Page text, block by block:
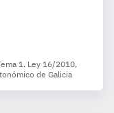
1. Ley 16/2010,
de Galicia